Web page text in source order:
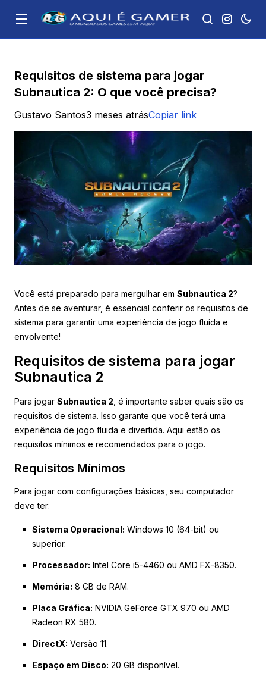
Requisitos de sistema para jogar
Subnautica 2: O que você precisa?
Gustavo Santos3 meses atrásCopiar link
Você está preparado para mergulhar em Subnautica 2?
Antes de se aventurar, é essencial conferir os requisitos de
sistema para garantir uma experiência de jogo fluida e
envolvente!
Requisitos de sistema para jogar
Subnautica 2
Para jogar Subnautica 2 , é importante saber quais são os
requisitos de sistema. Isso garante que você terá uma
experiência de jogo fluida e divertida. Aqui estão os
requisitos mínimos e recomendados para o jogo.
Requisitos Mínimos
Para jogar com configurações básicas, seu computador
deve ter:
Sistema Operacional: Windows 10 (64-bit) ou
superior.
Processador: Intel Core i5-4460 ou AMD FX-8350.
Memória: 8 GB de RAM.
Placa Gráfica: NVIDIA GeForce GTX 970 ou AMD
Radeon RX 580.
DirectX: Versão 11.
Espaço em Disco: 20 GB disponível.